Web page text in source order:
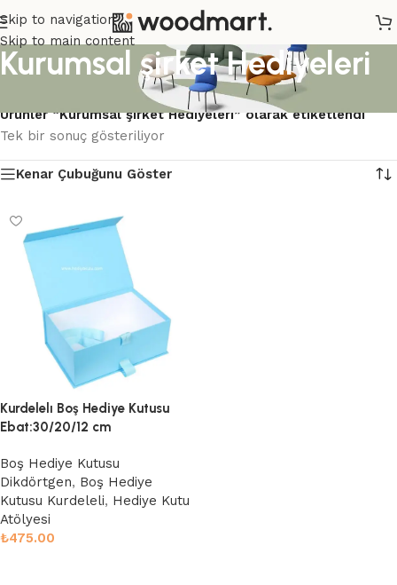
Skip to navigation
Skip to main content
Kurumsal şirket Hediyeleri
Ürünler “Kurumsal şirket Hediyeleri” olarak etiketlendi
Tek bir sonuç gösteriliyor
Kenar Çubuğunu Göster
Kurdelelı Boş Hediye Kutusu
Ebat:30/20/12 cm
Boş Hediye Kutusu
Dikdörtgen, Boş Hediye
Kutusu Kurdeleli, Hediye Kutu
Atölyesi
₺475.00